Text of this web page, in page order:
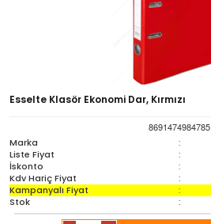
Esselte Klasör Ekonomi Dar, Kırmızı
8691474984785
Marka
:
Liste Fiyat :
İskonto :
Kdv Hariç Fiyat :
Kampanyalı Fiyat :
Stok :